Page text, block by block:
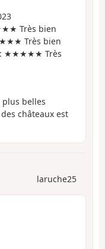
Très bien
Très bien
: ★★★★★ Très
plus belles
châteaux est
laruche25